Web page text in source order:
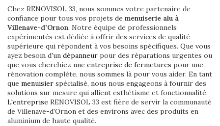
Chez RENOVISOL 33, nous sommes votre partenaire de
confiance pour tous vos projets de menuiserie alu à
Villenave-d'Ornon. Notre équipe de professionnels
expérimentés est dédiée à offrir des services de qualité
supérieure qui répondent à vos besoins spécifiques. Que vous
ayez besoin d'un dépanneur pour des réparations urgentes ou
que vous cherchiez une entreprise de fermetures pour une
rénovation complète, nous sommes là pour vous aider. En tant
que menuisier spécialisé, nous nous engageons à fournir des
solutions sur mesure qui allient esthétisme et fonctionnalité.
L'entreprise RENOVISOL 33 est fière de servir la communauté
de Villenave-d'Ornon et des environs avec des produits en
aluminium de haute qualité.